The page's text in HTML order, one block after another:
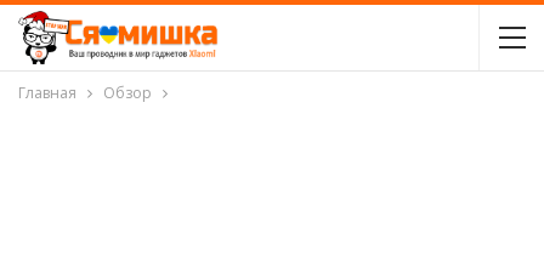
Главная Обзор